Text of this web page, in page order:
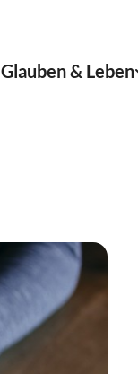
Glauben & Leben